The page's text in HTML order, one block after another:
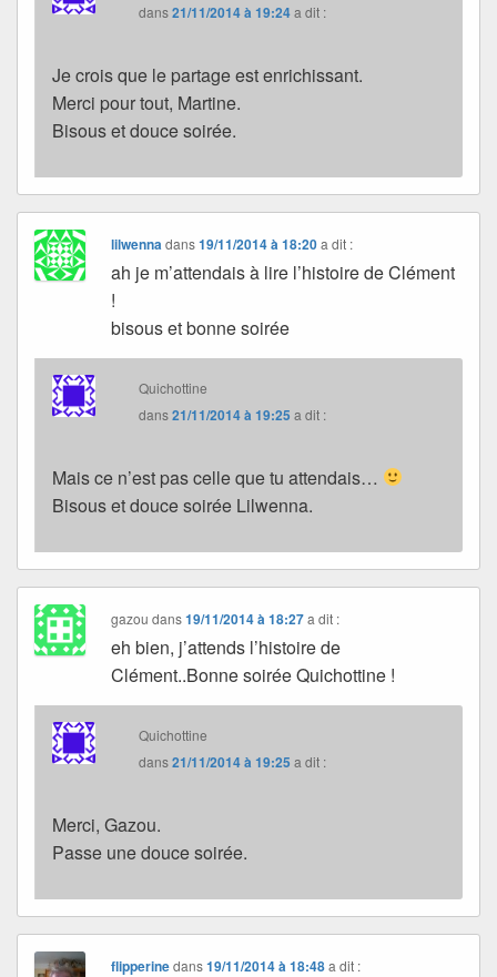
dans21/11/2014 à 19:24a dit :
Je crois que le partage est enrichissant.
Merci pour tout, Martine.
Bisous et douce soirée.
lilwennadans19/11/2014 à 18:20 a dit :
ah je m’attendais à lire l’histoire de Clément
!
bisous et bonne soirée
Quichottine
dans21/11/2014 à 19:25 a dit :
Mais ce n’est pas celle que tu attendais…
Bisous et douce soirée Lilwenna.
gazou dans19/11/2014 à 18:27 a dit :
eh bien, j’attends l’histoire de
Clément..Bonne soirée Quichottine !
Quichottine
dans21/11/2014 à 19:25 a dit :
Merci, Gazou.
Passe une douce soirée.
flipperinedans19/11/2014 à 18:48 a dit :